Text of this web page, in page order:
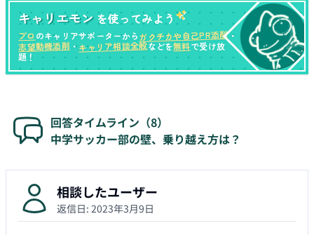
キャリエモン を使ってみよう
プロ のキャリアサポーターからガクチカや自己PR添削・
志望動機添削 ・キャリア相談全般などを無料で受け放
題！
回答タイムライン（8）
中学サッカー部の壁、乗り越え方は？
相談したユーザー
返信日: 2023年3月9日